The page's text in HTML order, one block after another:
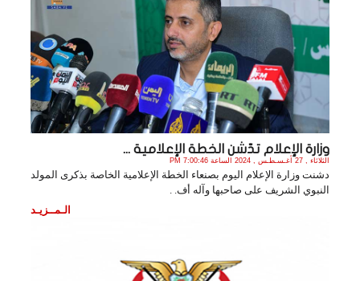
وزارة الإعلام تدّشن الخطة الإعلامية ...
الثلاثاء , 27 أغـسـطـس , 2024 الساعة 7:00:46 PM
دشنت وزارة الإعلام اليوم بصنعاء الخطة الإعلامية الخاصة بذكرى المولد
النبوي الشريف على صاحبها وآله أف. .
الـمــزيـد